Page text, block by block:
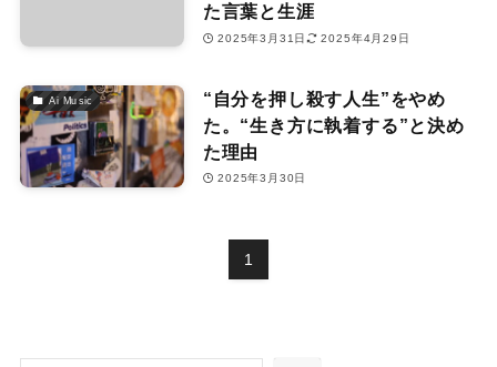
た言葉と生涯
2025年3月31日 2025年4月29日
Ai Music
“自分を押し殺す人生”をやめ
た。“生き方に執着する”と決め
た理由
2025年3月30日
1